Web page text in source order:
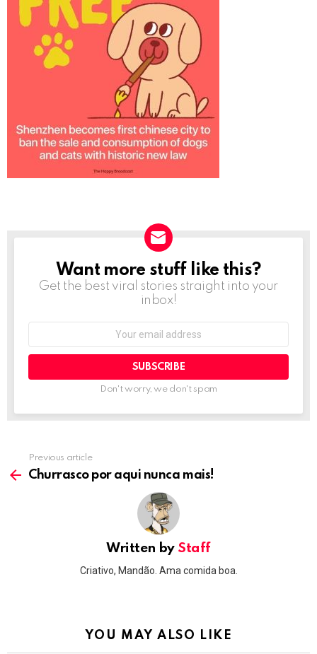
NEWSLETTER
Want more stuff like this?
Get the best viral stories straight into your
inbox!
Don't worry, we don't spam
more
Previous article
Churrasco por aqui nunca mais!
Written by Staff
Criativo, Mandão. Ama comida boa.
YOU MAY ALSO LIKE